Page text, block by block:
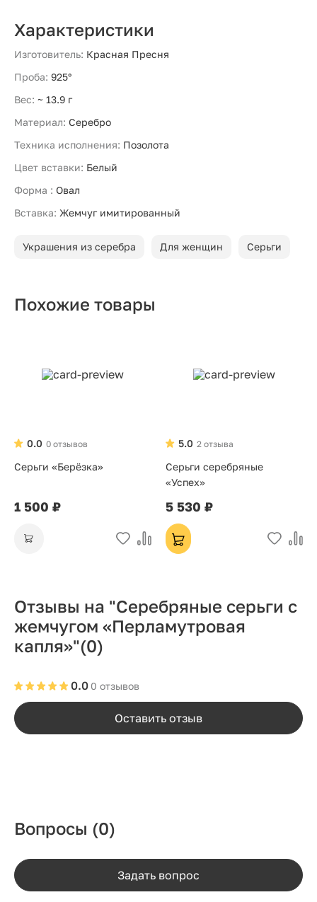
Характеристики
Изготовитель: Красная Пресня
Проба: 925°
Вес: ~ 13.9 г
Материал: Серебро
Техника исполнения: Позолота
Цвет вставки: Белый
Форма : Овал
Вставка: Жемчуг имитированный
Украшения из серебра Для женщин Серьги
Похожие товары
0 отзывов
0.0
Серьги «Берёзка»
1 500 ₽
2 отзыва
5.0
Серьги серебряные
«Успех»
5 530 ₽
Отзывы на "Серебряные серьги с
жемчугом «Перламутровая
капля»"(0)
0 отзывов
0.0
Оставить отзыв
Вопросы (0)
Задать вопрос